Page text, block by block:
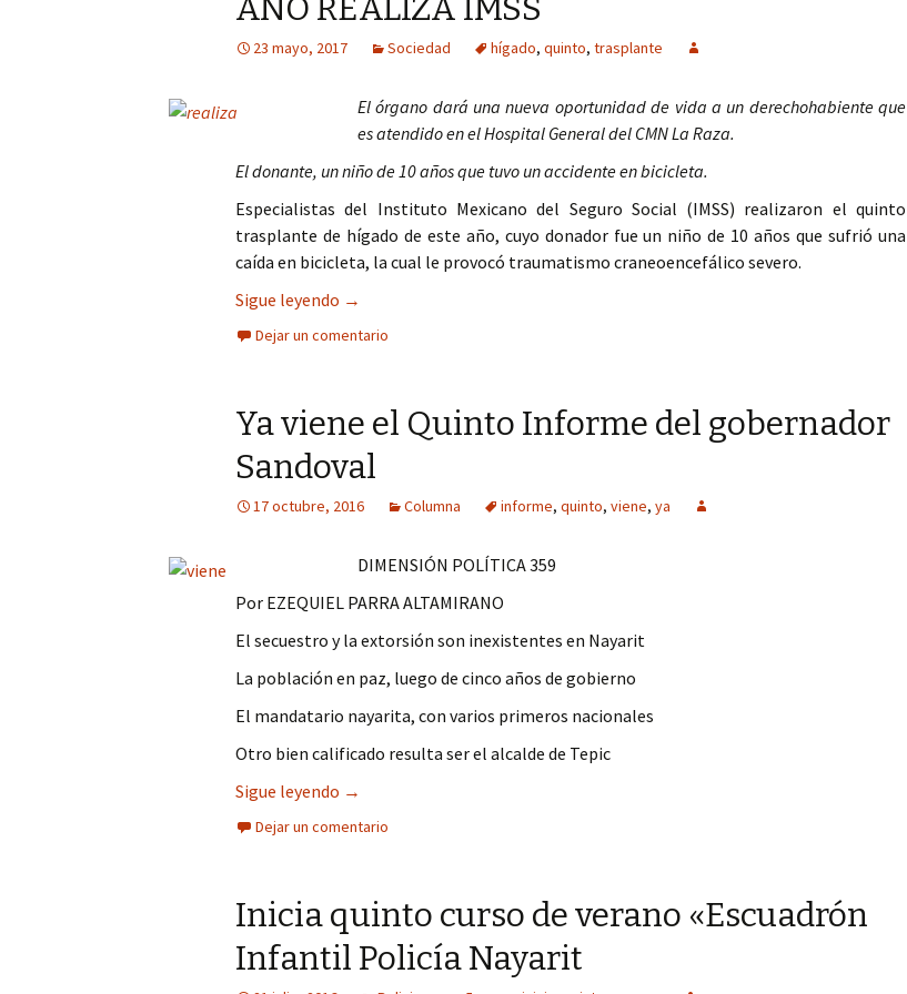
AÑO REALIZA IMSS
23 mayo, 2017 Sociedad hígado, quinto, trasplante
El órgano dará una nueva oportunidad de vida a un derechohabiente que
es atendido en el Hospital General del CMN La Raza.
El donante, un niño de 10 años que tuvo un accidente en bicicleta.
Especialistas del Instituto Mexicano del Seguro Social (IMSS) realizaron el quinto
trasplante de hígado de este año, cuyo donador fue un niño de 10 años que sufrió una
caída en bicicleta, la cual le provocó traumatismo craneoencefálico severo.
Sigue leyendo QUINTO TRASPLANTE DE HÍGADO EN EL AÑO REALIZA IMSS
→
Dejar un comentario
Ya viene el Quinto Informe del gobernador
Sandoval
17 octubre, 2016 Columna informe, quinto, viene, ya
DIMENSIÓN POLÍTICA 359
Por EZEQUIEL PARRA ALTAMIRANO
El secuestro y la extorsión son inexistentes en Nayarit
La población en paz, luego de cinco años de gobierno
El mandatario nayarita, con varios primeros nacionales
Otro bien calificado resulta ser el alcalde de Tepic
Sigue leyendo Ya viene el Quinto Informe del gobernador Sandoval
→
Dejar un comentario
Inicia quinto curso de verano «Escuadrón
Infantil Policía Nayarit